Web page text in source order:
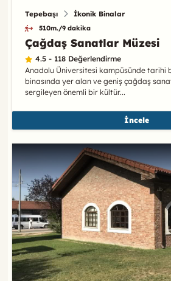
Tepebaşı İkonik Binalar
510m./9 dakika
Çağdaş Sanatlar Müzesi
4.5 - 118 Değerlendirme
Anadolu Üniversitesi kampüsünde tarihi
binasında yer alan ve geniş çağdaş
sergileyen önemli bir kültür...
İncele